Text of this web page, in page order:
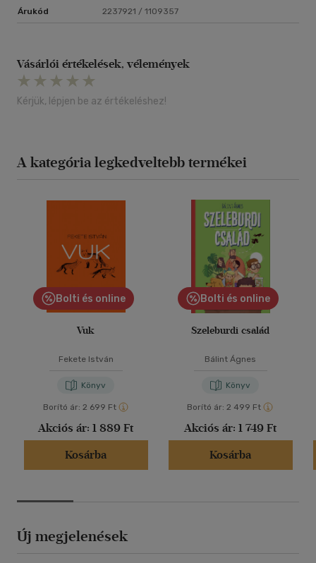
Árukód 2237921 / 1109357
Vásárlói értékelések, vélemények
Kérjük, lépjen be az értékeléshez!
A kategória legkedveltebb termékei
Bolti és online
Vuk
Fekete István
Könyv
Borító ár: 2 699 Ft
Akciós ár: 1 889 Ft
Kosárba
Bolti és online
Szeleburdi család
Bálint Ágnes
Könyv
Borító ár: 2 499 Ft
Akciós ár: 1 749 Ft
Kosárba
Új megjelenések